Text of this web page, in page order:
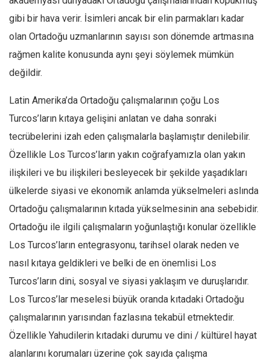
Mahmut Toptaş
Yvonne Ridley
Barış Tarımcıoğlu
Ömer Kayani
Yusuf Armağan
Hasanali Yıldırım
Leyla Şerif Emin
Selçuk Türkyılmaz
Mehmet Ali Tekin
Abir E. Nahas
Amina S. Jenenkovic
Bağdagül Öz
» Yazar arşivi
Bu Sayı
Tüm Sayılar
Kategoriler
gibi bir hava verir. İsimleri ancak bir elin parmakları kadar
olan Ortadoğu uzmanlarının sayısı son dönemde artmasına
rağmen kalite konusunda aynı şeyi söylemek mümkün
değildir.
Latin Amerika’da Ortadoğu çalışmalarının çoğu Los
Turcos’ların kıtaya gelişini anlatan ve daha sonraki
tecrübelerini izah eden çalışmalarla başlamıştır denilebilir.
Özellikle Los Turcos’ların yakın coğrafyamızla olan yakın
ilişkileri ve bu ilişkileri besleyecek bir şekilde yaşadıkları
ülkelerde siyasi ve ekonomik anlamda yükselmeleri aslında
Ortadoğu çalışmalarının kıtada yükselmesinin ana sebebidir.
Ortadoğu ile ilgili çalışmaların yoğunlaştığı konular özellikle
Los Turcos’ların entegrasyonu, tarihsel olarak neden ve
nasıl kıtaya geldikleri ve belki de en önemlisi Los
Turcos’ların dini, sosyal ve siyasi yaklaşım ve duruşlarıdır.
Los Turcos’lar meselesi büyük oranda kıtadaki Ortadoğu
çalışmalarının yarısından fazlasına tekabül etmektedir.
Özellikle Yahudilerin kıtadaki durumu ve dini / kültürel hayat
alanlarını korumaları üzerine çok sayıda çalışma